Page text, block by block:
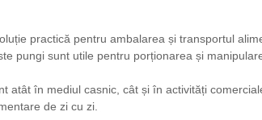
practică pentru ambalarea și transportul
pungi sunt utile pentru porționarea și
atât în mediul casnic, cât și în activități
de zi cu zi.